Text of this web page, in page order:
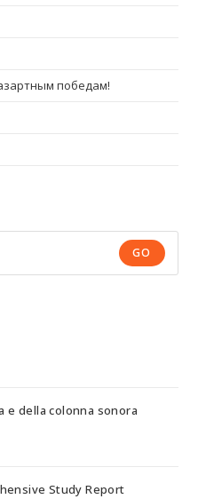
победам!
GO
e della colonna sonora
Study Report